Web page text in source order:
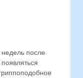
после